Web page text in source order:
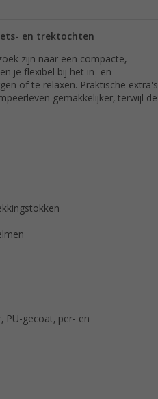
en trektochten
zijn naar een compacte,
je flexibel bij het in- en
of te relaxen. Praktische extra's
gemakkelijker, terwijl de
PU-gecoat, per- en